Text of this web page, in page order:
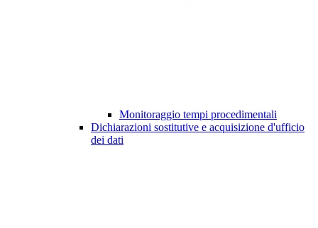
Monitoraggio tempi procedimentali
Dichiarazioni sostitutive e acquisizione d'ufficio
dei dati